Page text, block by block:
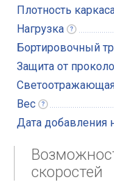
Плотность
Нагрузка
Бортировочный
Защита от
Вес
Дата добавления
скоростей